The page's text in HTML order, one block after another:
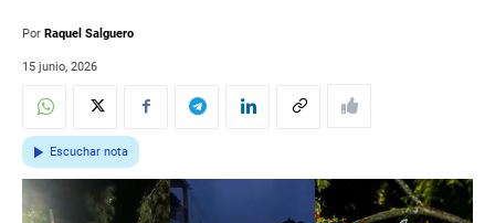
Por Raquel Salguero
15 junio, 2026
Escuchar nota